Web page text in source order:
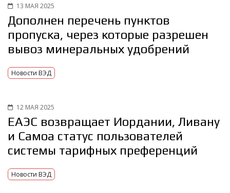
13 МАЯ 2025
Дополнен перечень пунктов
пропуска, через которые разрешен
вывоз минеральных удобрений
Новости ВЭД
12 МАЯ 2025
ЕАЭС возвращает Иордании, Ливану
и Самоа статус пользователей
системы тарифных преференций
Новости ВЭД